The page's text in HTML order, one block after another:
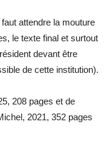
attendre la mouture
le texte final et surtout
devant être
de cette institution).
208 pages et de
2021, 352 pages